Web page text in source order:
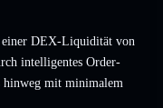
DEX-Liquidität von
intelligentes Order-
hinweg mit minimalem